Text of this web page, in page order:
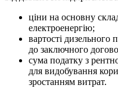
ціни на основну
електроенергію;
вартості дизельного
до заключного
сума податку з
для видобування
зростанням витрат.